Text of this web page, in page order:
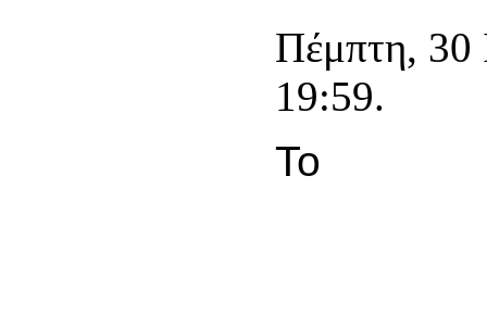
Πέμπτη, 30
19:59.
Το